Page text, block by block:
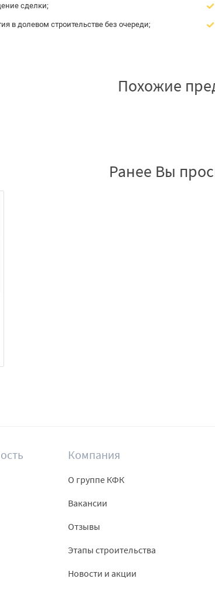
сделки;
в долевом строительстве без очереди;
Похожие
Ранее Вы
Компания
О группе КФК
Вакансии
Отзывы
Этапы строительства
Новости и акции